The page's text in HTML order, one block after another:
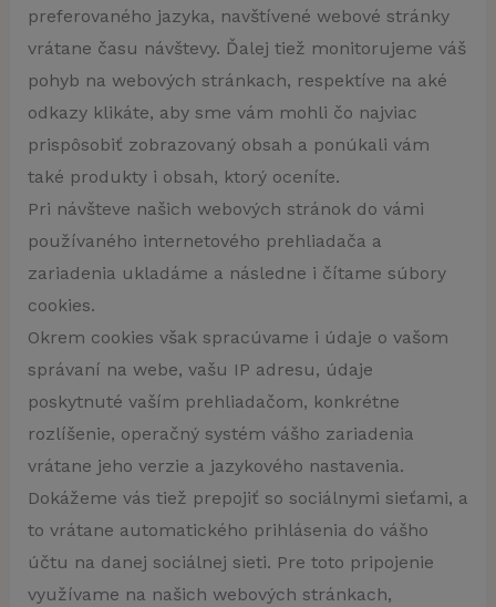
preferovaného jazyka, navštívené webové stránky
vrátane času návštevy. Ďalej tiež monitorujeme váš
pohyb na webových stránkach, respektíve na aké
odkazy klikáte, aby sme vám mohli čo najviac
prispôsobiť zobrazovaný obsah a ponúkali vám
také produkty i obsah, ktorý oceníte.
Pri návšteve našich webových stránok do vámi
používaného internetového prehliadača a
zariadenia ukladáme a následne i čítame súbory
cookies.
Okrem cookies však spracúvame i údaje o vašom
správaní na webe, vašu IP adresu, údaje
poskytnuté vaším prehliadačom, konkrétne
rozlíšenie, operačný systém vášho zariadenia
vrátane jeho verzie a jazykového nastavenia.
Dokážeme vás tiež prepojiť so sociálnymi sieťami, a
to vrátane automatického prihlásenia do vášho
účtu na danej sociálnej sieti. Pre toto pripojenie
využívame na našich webových stránkach,